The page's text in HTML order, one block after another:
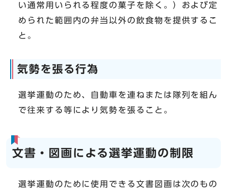
い通常用いられる程度の菓子を除く。）および定
められた範囲内の弁当以外の飲食物を提供するこ
と。
気勢を張る行為
選挙運動のため、自動車を連ねまたは隊列を組ん
で往来する等により気勢を張ること。
文書・図画による選挙運動の制限
選挙運動のために使用できる文書図画は次のもの